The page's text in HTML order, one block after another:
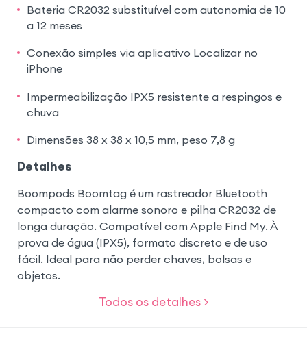
Bateria CR2032 substituível com autonomia de 10
a 12 meses
Conexão simples via aplicativo Localizar no
iPhone
Impermeabilização IPX5 resistente a respingos e
chuva
Dimensões 38 x 38 x 10,5 mm, peso 7,8 g
Detalhes
Boompods Boomtag é um rastreador Bluetooth
compacto com alarme sonoro e pilha CR2032 de
longa duração. Compatível com Apple Find My. À
prova de água (IPX5), formato discreto e de uso
fácil. Ideal para não perder chaves, bolsas e
objetos.
Todos os detalhes >